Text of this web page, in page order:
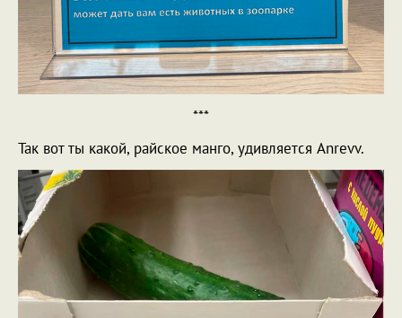
***
Так вот ты какой, райское манго, удивляется Anrevv.